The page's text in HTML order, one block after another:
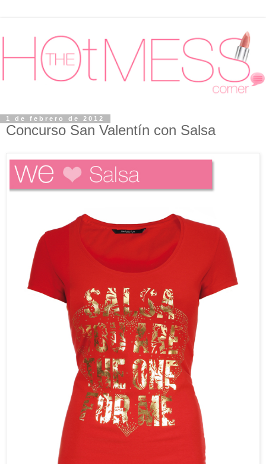
1 de febrero de 2012
Concurso San Valentín con Salsa